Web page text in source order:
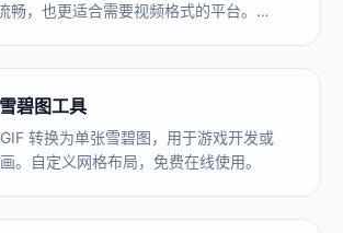
畅，也更适合需要视频格式的平台。免
碧图工具
转换为单张雪碧图，用于游戏开发或
。自定义网格布局，免费在线使用。